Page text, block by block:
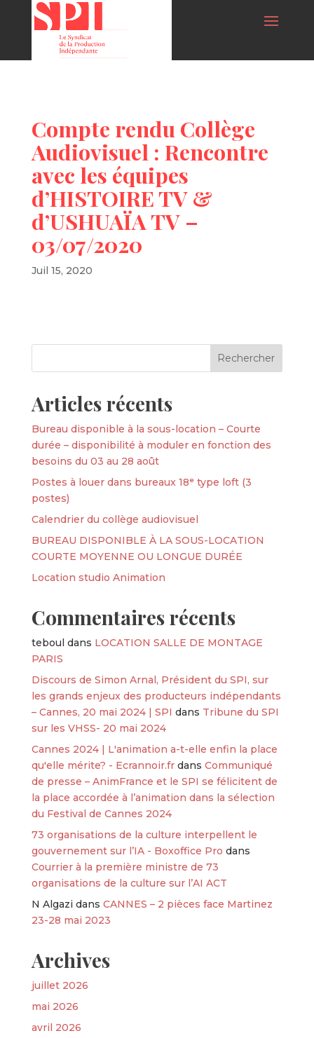
Compte rendu Collège
Audiovisuel : Rencontre
avec les équipes
d’HISTOIRE TV &
d’USHUAÏA TV –
03/07/2020
Juil 15, 2020
Articles récents
Bureau disponible à la sous-location – Courte
durée – disponibilité à moduler en fonction des
besoins du 03 au 28 août
Postes à louer dans bureaux 18ᵉ type loft (3
postes)
Calendrier du collège audiovisuel
BUREAU DISPONIBLE À LA SOUS-LOCATION
COURTE MOYENNE OU LONGUE DURÉE
Location studio Animation
Commentaires récents
teboul dans LOCATION SALLE DE MONTAGE
PARIS
Discours de Simon Arnal, Président du SPI, sur
les grands enjeux des producteurs indépendants
– Cannes, 20 mai 2024 | SPI dans Tribune du SPI
sur les VHSS- 20 mai 2024
Cannes 2024 | L'animation a-t-elle enfin la place
qu'elle mérite? - Ecrannoir.frdans Communiqué
de presse – AnimFrance et le SPI se félicitent de
la place accordée à l’animation dans la sélection
du Festival de Cannes 2024
73 organisations de la culture interpellent le
gouvernement sur l’IA - Boxoffice Pro dans
Courrier à la première ministre de 73
organisations de la culture sur l’AI ACT
N Algazi dans CANNES – 2 pièces face Martinez
23-28 mai 2023
Archives
juillet 2026
mai 2026
avril 2026